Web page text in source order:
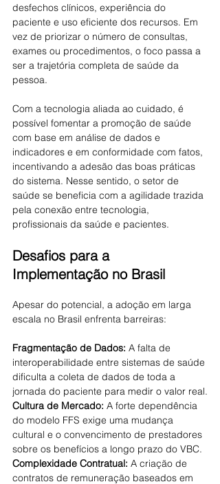
desfechos clínicos, experiência do
paciente e uso eficiente dos recursos. Em
vez de priorizar o número de consultas,
exames ou procedimentos, o foco passa a
ser a trajetória completa de saúde da
pessoa.
Com a tecnologia aliada ao cuidado, é
possível fomentar a promoção de saúde
com base em análise de dados e
indicadores e em conformidade com fatos,
incentivando a adesão das boas práticas
do sistema. Nesse sentido, o setor de
saúde se beneficia com a agilidade trazida
pela conexão entre tecnologia,
profissionais da saúde e pacientes.
Desafios para a
Implementação no Brasil
Apesar do potencial, a adoção em larga
escala no Brasil enfrenta barreiras:
Fragmentação de Dados: A falta de
interoperabilidade entre sistemas de saúde
dificulta a coleta de dados de toda a
jornada do paciente para medir o valor real.
Cultura de Mercado: A forte dependência
do modelo FFS exige uma mudança
cultural e o convencimento de prestadores
sobre os benefícios a longo prazo do VBC.
Complexidade Contratual: A criação de
contratos de remuneração baseados em